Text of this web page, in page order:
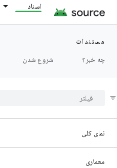
اسناد
مستندات
چه خبر؟
شروع شدن
نمای کلی
معماری